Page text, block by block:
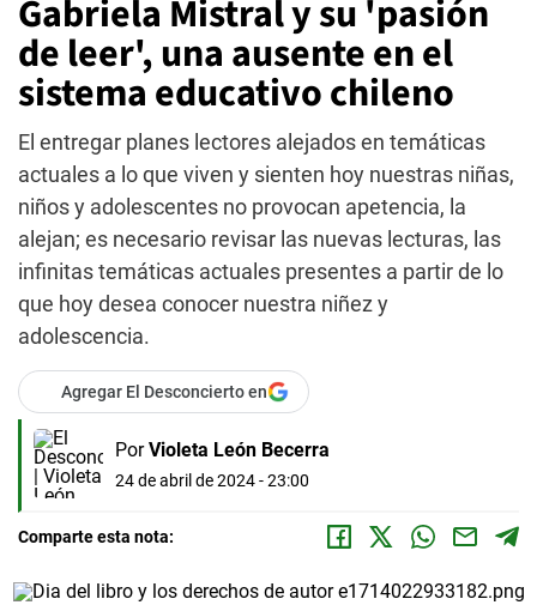
Gabriela Mistral y su 'pasión
de leer', una ausente en el
sistema educativo chileno
El entregar planes lectores alejados en temáticas
actuales a lo que viven y sienten hoy nuestras niñas,
niños y adolescentes no provocan apetencia, la
alejan; es necesario revisar las nuevas lecturas, las
infinitas temáticas actuales presentes a partir de lo
que hoy desea conocer nuestra niñez y
adolescencia.
Agregar El Desconcierto en
Por Violeta León Becerra
24 de abril de 2024 - 23:00
Comparte esta nota: